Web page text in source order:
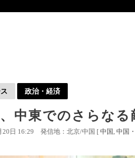
政治・経済
中東でのさらな
20日 16:29 発信地：北京/中国 [ 中国 中国